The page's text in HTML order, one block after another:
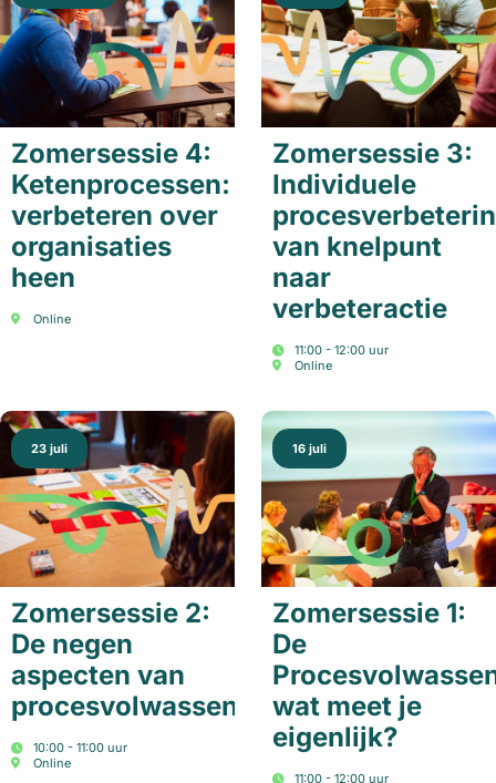
Zomersessie 4:
Ketenprocessen:
verbeteren over
organisaties
heen
Online
Zomersessie 3:
Individuele
van knelpunt
naar
verbeteractie
11:00 - 12:00 uur
Online
Zomersessie 2:
De negen
aspecten van
procesvolwassenheid
10:00 - 11:00 uur
Online
23 juli
Zomersessie 1:
De
wat meet je
eigenlijk?
11:00 - 12:00 uur
16 juli